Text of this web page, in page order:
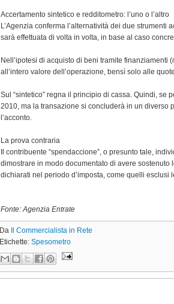
Accertamento sintetico e redditometro: l’uno o l’altro
L’Agenzia conferma l’alternatività dei due strumenti
sarà effettuata di volta in volta, in base al caso
Nell’ipotesi di acquisto di beni tramite finanziamenti
all’intero valore dell’operazione, bensì solo alle
Sul “sintetico” regna il principio di cassa. Quindi, se
2010, ma la transazione si concluderà in un diverso
l’acconto.
La prova contraria
Il contribuente “spendaccione”, o presunto tale,
dimostrare in modo documentato di avere
dichiarati nel periodo d’imposta, come quelli
Fonte: Agenzia Entrate
Da
Il Commercialista in Rete
Etichette:Spesometro